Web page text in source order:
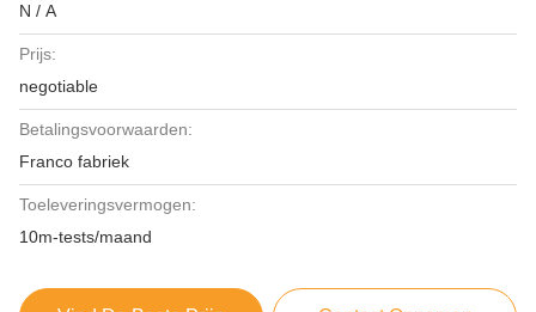
N / A
Prijs:
negotiable
Betalingsvoorwaarden:
Franco fabriek
Toeleveringsvermogen:
10m-tests/maand